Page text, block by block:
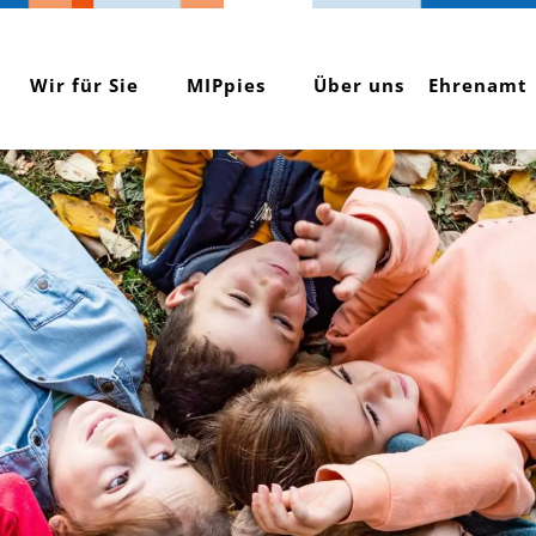
Wir für Sie MIPpies Über uns Ehrenamt